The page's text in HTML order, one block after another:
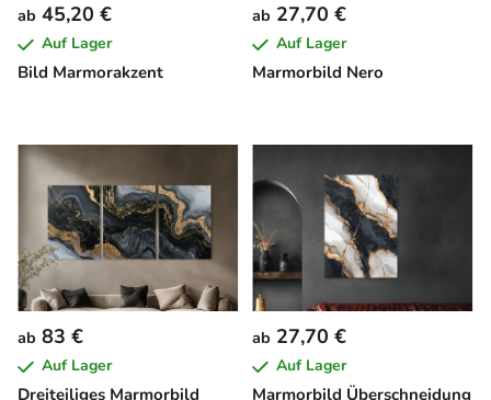
Bild Marmorakzent
ab 45,20 €
Auf Lager
Marmorbild Nero
ab 27,70 €
Auf Lager
Dreiteiliges Marmorbild
ab 83 €
Auf Lager
Marmorbild Überschneidung
ab 27,70 €
Auf Lager